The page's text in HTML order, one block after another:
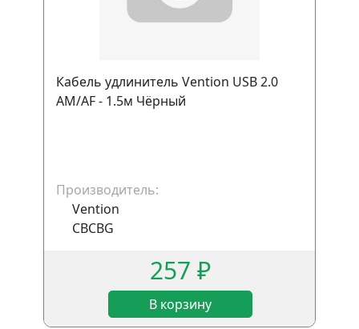
Кабель удлинитель Vention USB 2.0
AM/AF - 1.5м Чёрный
Производитель:
Vention
CBCBG
257 ₽
В корзину